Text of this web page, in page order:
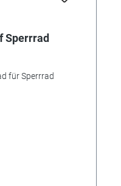
Sperrrad
für Sperrrad